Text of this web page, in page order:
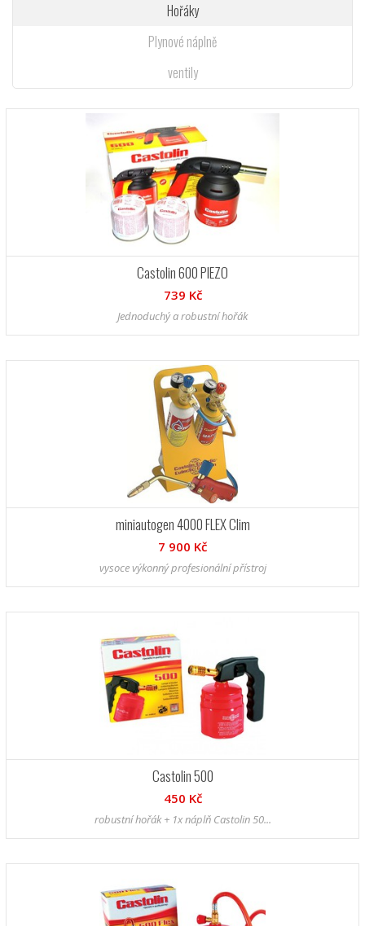
Hořáky
Plynové náplně
ventily
Castolin 600 PIEZO
739 Kč
Jednoduchý a robustní hořák
miniautogen 4000 FLEX Clim
7 900 Kč
vysoce výkonný profesionální přístroj
Castolin 500
450 Kč
robustní hořák + 1x náplň Castolin 50...